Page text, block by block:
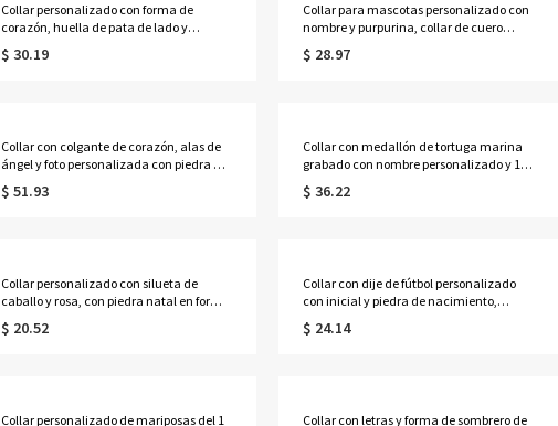
Collar personalizado con forma de
corazón, huella de pata de lado y
nombre, collar conmemorativo para
mascotas, joyería minimalista, regalo
$ 30.19
Collar para mascotas personalizado con
nombre y purpurina, collar de cuero
ajustable para perros con dijes y letra de
circonita cúbica, regalo de cumpleaños
$ 28.97
Collar con colgante de corazón, alas de
ángel y foto personalizada con piedra de
nacimiento, delicada joyería
conmemorativa, regalo de
$ 51.93
Collar con medallón de tortuga marina
grabado con nombre personalizado y 1 o
2 fotos, joyería delicada, regalo de
cumpleaños, aniversario o Navidad para
$ 36.22
Collar personalizado con silueta de
caballo y rosa, con piedra natal en forma
de corazón, elegante colgante de
caballo de plata de ley 925, regalo para
$ 20.52
Collar con dije de fútbol personalizado
con inicial y piedra de nacimiento,
joyería deportiva delicada, regalo de
cumpleaños/día de partido para
$ 24.14
Collar personalizado de mariposas del 1
Collar con letras y forma de sombrero de